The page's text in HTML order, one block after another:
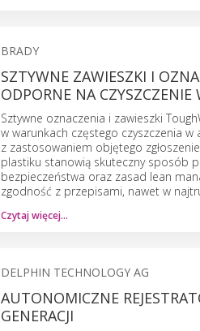
BRADY
SZTYWNE ZAWIESZKI I
ODPORNE NA CZYSZCZENIE
Sztywne oznaczenia i zawieszki
w warunkach częstego czyszczenia
z zastosowaniem objętego
plastiku stanowią skuteczny sposób
bezpieczeństwa oraz zasad lean
zgodność z przepisami, nawet w
Czytaj więcej…
DELPHIN TECHNOLOGY AG
AUTONOMICZNE
GENERACJI